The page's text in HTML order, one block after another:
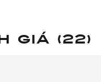
giá (22)